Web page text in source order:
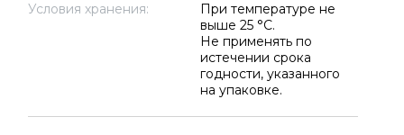
Условия хранения:
При температуре не
выше 25 °C.
Не применять по
истечении срока
годности, указанного
на упаковке.